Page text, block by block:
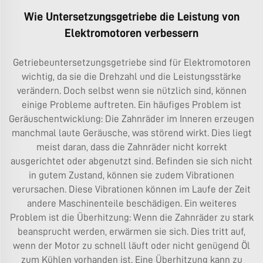
Wie Untersetzungsgetriebe die Leistung von
Elektromotoren verbessern
Getriebeuntersetzungsgetriebe sind für Elektromotoren
wichtig, da sie die Drehzahl und die Leistungsstärke
verändern. Doch selbst wenn sie nützlich sind, können
einige Probleme auftreten. Ein häufiges Problem ist
Geräuschentwicklung: Die Zahnräder im Inneren erzeugen
manchmal laute Geräusche, was störend wirkt. Dies liegt
meist daran, dass die Zahnräder nicht korrekt
ausgerichtet oder abgenutzt sind. Befinden sie sich nicht
in gutem Zustand, können sie zudem Vibrationen
verursachen. Diese Vibrationen können im Laufe der Zeit
andere Maschinenteile beschädigen. Ein weiteres
Problem ist die Überhitzung: Wenn die Zahnräder zu stark
beansprucht werden, erwärmen sie sich. Dies tritt auf,
wenn der Motor zu schnell läuft oder nicht genügend Öl
zum Kühlen vorhanden ist. Eine Überhitzung kann zu